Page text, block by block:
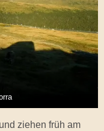
ziehen früh am